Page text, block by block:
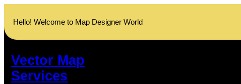
content
Hello! Welcome to Map Designer World
Vector Map
Services